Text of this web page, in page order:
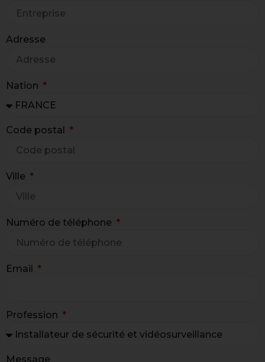
Adresse
Nation
Code postal
Ville
Numéro de téléphone
Email
Profession
Message